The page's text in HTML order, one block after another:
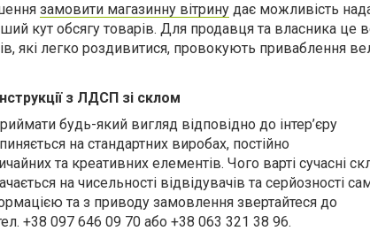
замовити магазинну вітрину дає можливість
кут обсягу товарів. Для продавця та власника це
які легко роздивитися, провокують приваблення
з ЛДСП зі склом
будь-який вигляд відповідно до інтер’єру
на стандартних виробах, постійно
та креативних елементів. Чого варті сучасні
на чисельності відвідувачів та серйозності
та з приводу замовлення звертайтеся до
+38 097 646 09 70 або +38 063 321 38 96.